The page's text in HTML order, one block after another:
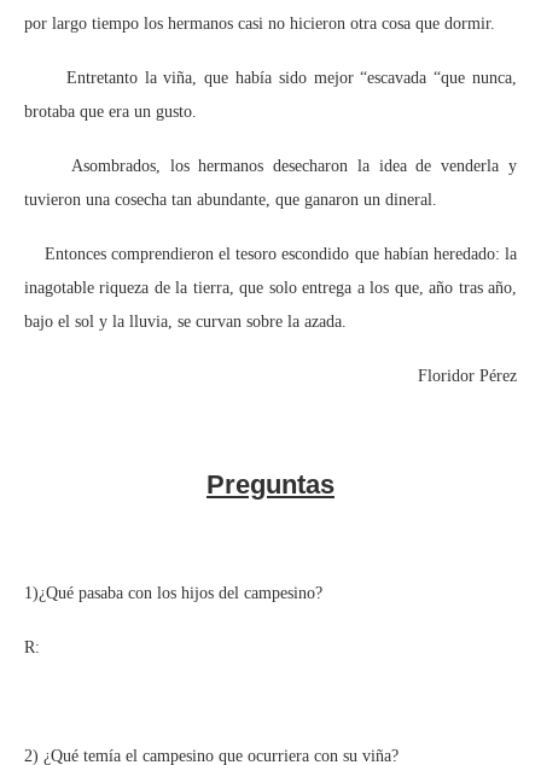
por largo tiempo los hermanos casi no hicieron otra cosa que dormir.
Entretanto la viña, que había sido mejor “escavada “que nunca,
brotaba que era un gusto.
Asombrados, los hermanos desecharon la idea de venderla y
tuvieron una cosecha tan abundante, que ganaron un dineral.
Entonces comprendieron el tesoro escondido que habían heredado: la
inagotable riqueza de la tierra, que solo entrega a los que, año tras año,
bajo el sol y la lluvia, se curvan sobre la azada.
Floridor Pérez
Preguntas
1)¿Qué pasaba con los hijos del campesino?
R:
2) ¿Qué temía el campesino que ocurriera con su viña?